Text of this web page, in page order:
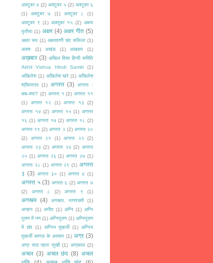
अक्टूबर ४ (2) अक्टूबर ५ (2) अक्टूबर ६
(1)
अक्टूबर ७ (1) अक्टूबर ८
(1)
अक्टूबर ९ (1) अक्तूबर १५ (2) अक्षय
तृतीया (1) अक्षर (4) अक्षर गीत (5)
अक्षर रूप (1) अक्षरवाणी छंद सलिला (1)
अक्स
(1) अखंड (1) अखबार (1)
अख़बार (3) अखिल विश्व हिन्दी समिति
Akhil Vishva Hindi Samiti
(1)
अखिलेश (1) अखिलेश खरे (1) अखिलेश
श्रीवास्तव (1) अगस्त (3) अगस्त :
कब-क्या? (2) अगस्त १ (2) अगस्त ११
(1)
अगस्त १२ (1) अगस्त १३
(2)
अगस्त १४ (2) अगस्त १५ (1) अगस्त
१६ (1) अगस्त १७ (2) अगस्त १८ (2)
अगस्त १९ (2) अगस्त २ (2) अगस्त २०
(2)
अगस्त २१ (1) अगस्त २२
(2)
अगस्त २३ (2) अगस्त २४ (2) अगस्त
२५ (1) अगस्त २६ (1) अगस्त २७ (1)
अगस्त २८ (1) अगस्त २९ (1) अगस्त
३ (3) अगस्त ३० (1) अगस्त ४ (1)
अगस्त ५ (3) अगस्त ६ (2) अगस्त ७
(2)
अगस्त ८ (2) अगस्त ९ (1)
अगस्त्य (4) अगस्त्य. नागपंचमी
(1)
अगहन (1) अगीत (1) अग्नि (1) अग्नि
पुराण में गण (1) अग्निपुराण (1) अग्निपुराण
में छंद (1) अग्निभ मुखर्जी (1) अग्निभ
मुखर्जी कागज़ के अरमान (1) अग्र (3)
अग्र सदा रहता सुखी (1) अग्रवाल (2)
अचल (3) अचल छंद (8) अचल